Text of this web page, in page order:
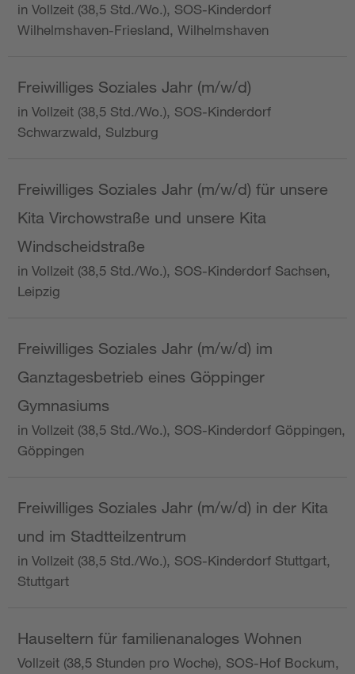
in Vollzeit (38,5 Std./Wo.), SOS-Kinderdorf
Wilhelmshaven-Friesland, Wilhelmshaven
Freiwilliges Soziales Jahr (m/w/d)
in Vollzeit (38,5 Std./Wo.), SOS-Kinderdorf
Schwarzwald, Sulzburg
Freiwilliges Soziales Jahr (m/w/d) für unsere
Kita Virchowstraße und unsere Kita
Windscheidstraße
in Vollzeit (38,5 Std./Wo.), SOS-Kinderdorf Sachsen,
Leipzig
Freiwilliges Soziales Jahr (m/w/d) im
Ganztagesbetrieb eines Göppinger
Gymnasiums
in Vollzeit (38,5 Std./Wo.), SOS-Kinderdorf Göppingen,
Göppingen
Freiwilliges Soziales Jahr (m/w/d) in der Kita
und im Stadtteilzentrum
in Vollzeit (38,5 Std./Wo.), SOS-Kinderdorf Stuttgart,
Stuttgart
Hauseltern für familienanaloges Wohnen
Vollzeit (38,5 Stunden pro Woche), SOS-Hof Bockum,